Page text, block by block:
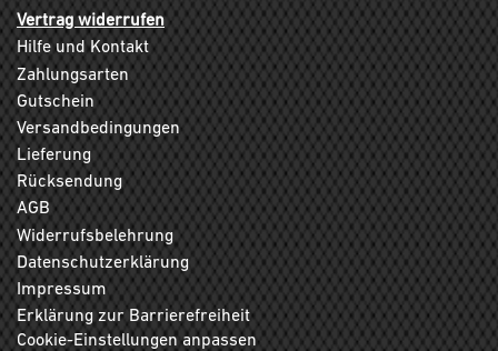
Vertrag widerrufen
Hilfe und Kontakt
Zahlungsarten
Gutschein
Versandbedingungen
Lieferung
Rücksendung
AGB
Widerrufsbelehrung
Datenschutzerklärung
Impressum
Erklärung zur Barrierefreiheit
Cookie-Einstellungen anpassen